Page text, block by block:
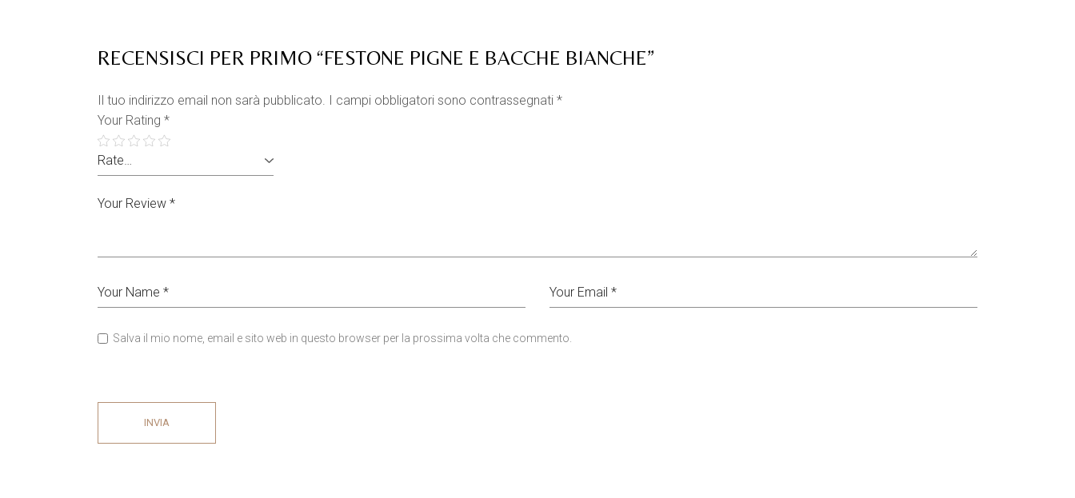
RECENSISCI PER PRIMO “FESTONE PIGNE E BACCHE BIANCHE”
Il tuo indirizzo email non sarà pubblicato. I campi obbligatori sono contrassegnati *
Your Rating *
Salva il mio nome, email e sito web in questo browser per la prossima volta che commento.
INVIA